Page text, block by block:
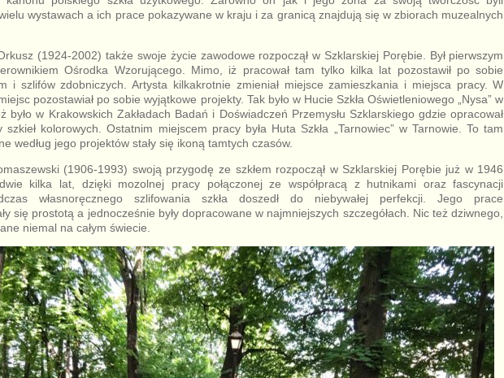
wystawach a ich prace pokazywane w kraju i za granicą znajdują się w zbiorach muzealnych
(1924-2002) także swoje życie zawodowe rozpoczął w Szklarskiej Porębie. Był pierwszym
Ośrodka Wzorującego. Mimo, iż pracował tam tylko kilka lat pozostawił po sobie
i szlifów zdobniczych. Artysta kilkakrotnie zmieniał miejsce zamieszkania i miejsca pracy. W
pozostawiał po sobie wyjątkowe projekty. Tak było w Hucie Szkła Oświetleniowego „Nysa” w
było w Krakowskich Zakładach Badań i Doświadczeń Przemysłu Szklarskiego gdzie opracował
szkieł kolorowych. Ostatnim miejscem pracy była Huta Szkła „Tarnowiec” w Tarnowie. To tam
według jego projektów stały się ikoną tamtych czasów.
(1906-1993) swoją przygodę ze szkłem rozpoczął w Szklarskiej Porębie już w 1946
kilka lat, dzięki mozolnej pracy połączonej ze współpracą z hutnikami oraz fascynacji
własnoręcznego szlifowania szkła doszedł do niebywałej perfekcji. Jego prace
się prostotą a jednocześnie były dopracowane w najmniejszych szczegółach. Nic też dziwnego,
niemal na całym świecie.